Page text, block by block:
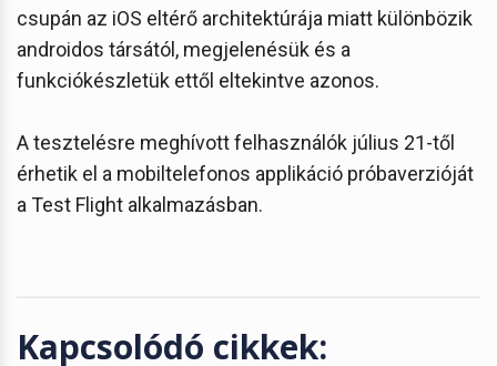
csupán az iOS eltérő architektúrája miatt különbözik
androidos társától, megjelenésük és a
funkciókészletük ettől eltekintve azonos.
A tesztelésre meghívott felhasználók július 21-től
érhetik el a mobiltelefonos applikáció próbaverzióját
a Test Flight alkalmazásban.
Kapcsolódó cikkek: